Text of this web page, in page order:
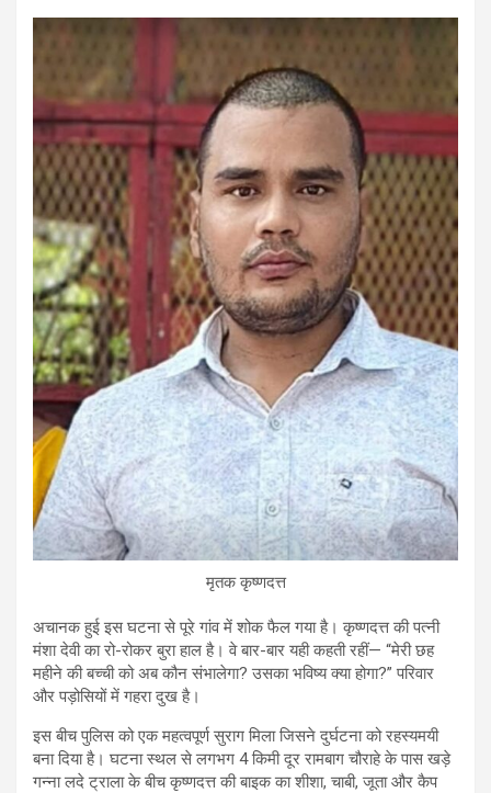
मृतक कृष्णदत्त
अचानक हुई इस घटना से पूरे गांव में शोक फैल गया है। कृष्णदत्त की पत्नी
मंशा देवी का रो-रोकर बुरा हाल है। वे बार-बार यही कहती रहीं— “मेरी छह
महीने की बच्ची को अब कौन संभालेगा? उसका भविष्य क्या होगा?” परिवार
और पड़ोसियों में गहरा दुख है।
इस बीच पुलिस को एक महत्वपूर्ण सुराग मिला जिसने दुर्घटना को रहस्यमयी
बना दिया है। घटना स्थल से लगभग 4 किमी दूर रामबाग चौराहे के पास खड़े
गन्ना लदे ट्राला के बीच कृष्णदत्त की बाइक का शीशा, चाबी, जूता और कैप